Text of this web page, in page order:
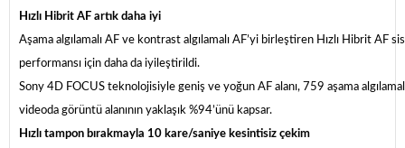
Hızlı Hibrit AF artık daha iyi
Aşama algılamalı AF ve kontrast algılamalı AF’yi birleştiren Hızlı Hibrit AF
performansı için daha da iyileştirildi.
Sony 4D FOCUS teknolojisiyle geniş ve yoğun AF alanı, 759 aşama
videoda görüntü alanının yaklaşık %94’ünü kapsar.
Hızlı tampon bırakmayla 10 kare/saniye kesintisiz çekim